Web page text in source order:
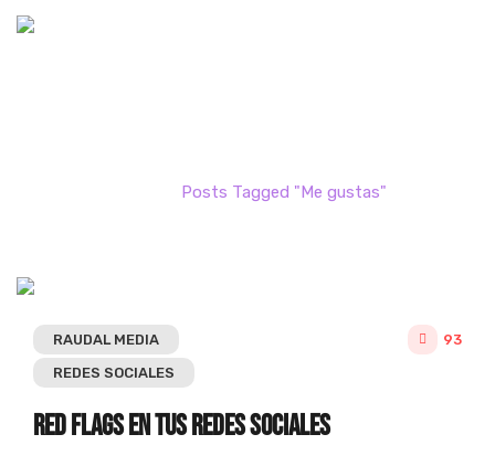
Posts Tagged "Me gustas"
RAUDAL MEDIA
REDES SOCIALES
93
Red Flags en tus redes sociales